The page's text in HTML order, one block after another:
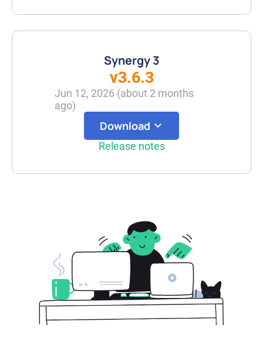
Synergy 3
v3.6.3
Jun 12, 2026 (about 2 months
ago)
Download
Release notes